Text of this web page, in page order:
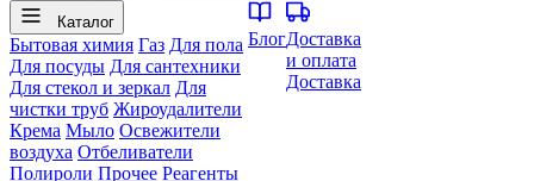
Каталог
Бытовая химия Газ Для пола
Для посуды Для сантехники
Для стекол и зеркал Для
чистки труб Жироудалители
Крема Мыло Освежители
воздуха Отбеливатели
Полироли Прочее Реагенты
БлогДоставка
и оплата
Доставка